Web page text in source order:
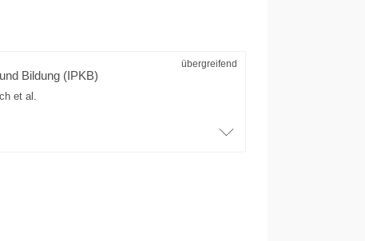
übergreifend
Bildung (IPKB)
et al.